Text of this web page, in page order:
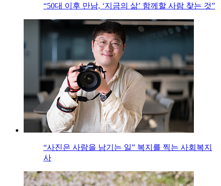
“50대 이후 만남, ‘지금의 삶’ 함께할 사람 찾는 것”
“사진은 사람을 남기는 일” 복지를 찍는 사회복지
사